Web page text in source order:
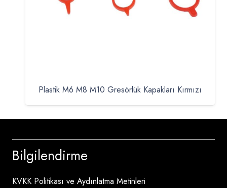
Plastik M6 M8 M10 Gresörlük Kapakları Kırmızı
Bilgilendirme
KVKK Politikası ve Aydınlatma Metinleri